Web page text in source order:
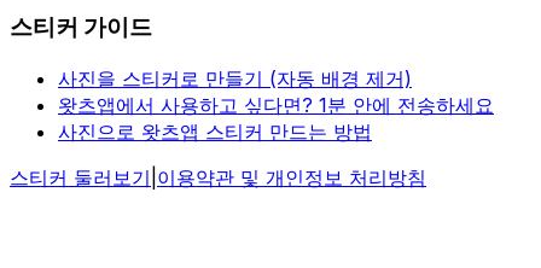
스티커 가이드
사진을 스티커로 만들기 (자동 배경 제거)
왓츠앱에서 사용하고 싶다면? 1분 안에 전송하세요
사진으로 왓츠앱 스티커 만드는 방법
스티커 둘러보기 이용약관 및 개인정보 처리방침